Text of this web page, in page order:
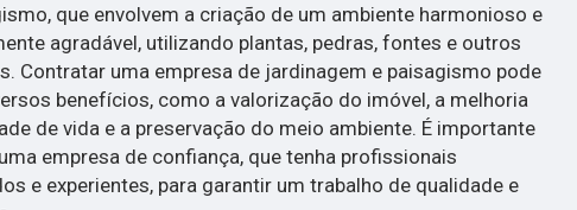
que envolvem a criação de um ambiente harmonioso e
agradável, utilizando plantas, pedras, fontes e outros
Contratar uma empresa de jardinagem e paisagismo pode
benefícios, como a valorização do imóvel, a melhoria
de vida e a preservação do meio ambiente. É importante
empresa de confiança, que tenha profissionais
e experientes, para garantir um trabalho de qualidade e